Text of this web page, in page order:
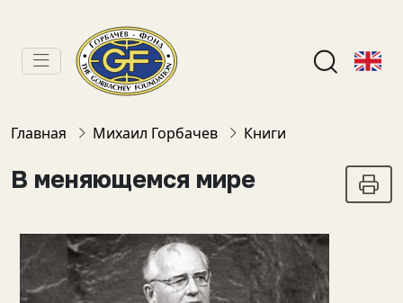
Главная Михаил Горбачев Книги
В меняющемся мире